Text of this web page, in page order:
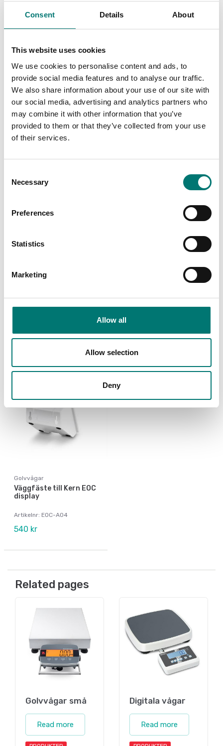
Consent Details About
This website uses cookies
We use cookies to personalise content and ads, to
provide social media features and to analyse our traffic.
We also share information about your use of our site with
our social media, advertising and analytics partners who
may combine it with other information that you’ve
provided to them or that they’ve collected from your use
of their services.
Selection
Necessary
Preferences
Statistics
Marketing
Allow all
Allow selection
Deny
ISO 17025 kalibrering
Finns i flera varianter
Pris från: 2 739 kr
Skyddsfilm 5-pack för
Kern EOB, KFB m.fl.
Artikelnr: EOB-A04BS05
1000 mm hög.
1 895 kr
480 mm hög.
Artikelnr: EOB-A01N
1 050 kr
Golvvågar
Väggfäste till Kern EOC
display
Artikelnr: EOC-A04
540 kr
Related pages
Golvvågar små
Read more
Digitala vågar
Read more